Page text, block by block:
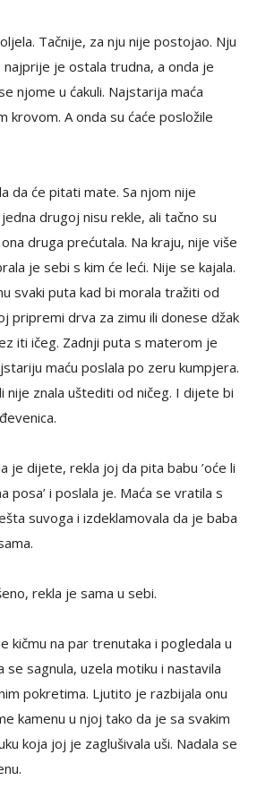
Tačnije, za nju nije postojao. Nju
je ostala trudna, a onda je
njome u ćakuli. Najstarija maća
krovom. A onda su ćaće posložile
da će pitati mate. Sa njom nije
drugoj nisu rekle, ali tačno su
druga prećutala. Na kraju, nije više
je sebi s kim će leći. Nije se kajala.
svaki puta kad bi morala tražiti od
pripremi drva za zimu ili donese džak
iti ičeg. Zadnji puta s materom je
maću poslala po zeru kumpjera.
nije znala uštediti od ničeg. I dijete bi
je dijete, rekla joj da pita babu ’oće li
posa’ i poslala je. Maća se vratila s
suvoga i izdeklamovala da je baba
rekla je sama u sebi.
kičmu na par trenutaka i pogledala u
se sagnula, uzela motiku i nastavila
pokretima. Ljutito je razbijala onu
kamenu u njoj tako da je sa svakim
koja joj je zaglušivala uši. Nadala se